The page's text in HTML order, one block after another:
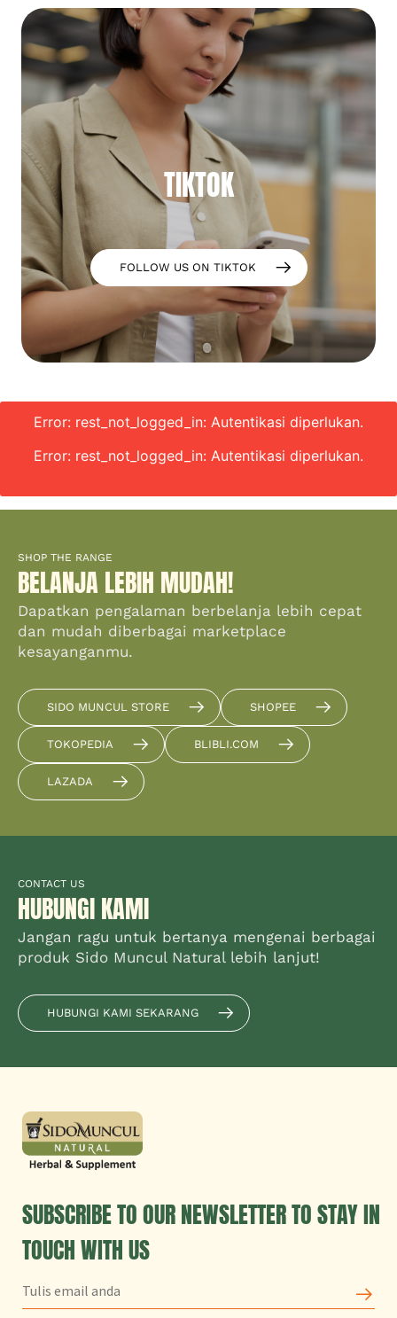
TIKTOK
FOLLOW US ON TIKTOK
Error: rest_not_logged_in: Autentikasi diperlukan.
Error: rest_not_logged_in: Autentikasi diperlukan.
SHOP THE RANGE
BELANJA LEBIH MUDAH!
Dapatkan pengalaman berbelanja lebih cepat
dan mudah diberbagai marketplace
kesayanganmu.
SIDO MUNCUL STORE SHOPEE
TOKOPEDIA BLIBLI.COM
LAZADA
CONTACT US
HUBUNGI KAMI
Jangan ragu untuk bertanya mengenai berbagai
produk Sido Muncul Natural lebih lanjut!
HUBUNGI KAMI SEKARANG
SUBSCRIBE TO OUR NEWSLETTER TO STAY IN
TOUCH WITH US